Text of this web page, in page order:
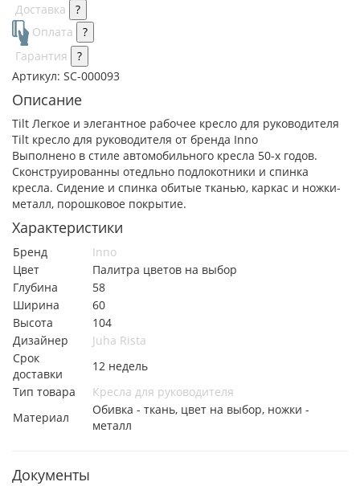
Доставка
?
Оплата
?
Гарантия
?
Артикул: SC-000093
Описание
Tilt Легкое и элегантное рабочее кресло для руководителя
Tilt кресло для руководителя от бренда Inno
Выполнено в стиле автомобильного кресла 50-х годов.
Сконструированны отедльно подлокотники и спинка
кресла. Сидение и спинка обитые тканью, каркас и ножки-
металл, порошковое покрытие.
Характеристики
Бренд
Inno
Цвет
Палитра цветов на выбор
Глубина
58
Ширина
60
Высота
104
Дизайнер
Juha Rista
Срок
доставки
12 недель
Тип товара
Кресла для руководителя
Материал
Обивка - ткань, цвет на выбор, ножки -
металл
Документы